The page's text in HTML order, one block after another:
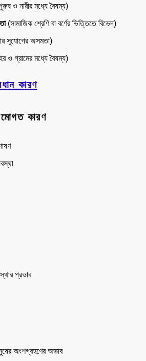
ও নারীর মধ্যে বৈষম্য)
(সামাজিক শ্রেণি বা বর্ণের ভিত্তিতে বিভেদ)
সুযোগের অসমতা)
ও গ্রামের মধ্যে বৈষম্য)
কারণ
কারণ
প্রভাব
অংশগ্রহণের অভাব